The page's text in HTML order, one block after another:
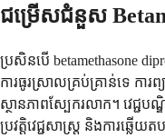
ជម្រើសជំនួស
ប្រសិនបើ betamethasone
ការធូរស្រាលគ្រប់គ្រាន់ទេ កា
ស្ថានភាពស្បែករលាក។ វេជ្ជ
ប្រវត្តិវេជ្ជសាស្ត្រ និងការឆ្ល